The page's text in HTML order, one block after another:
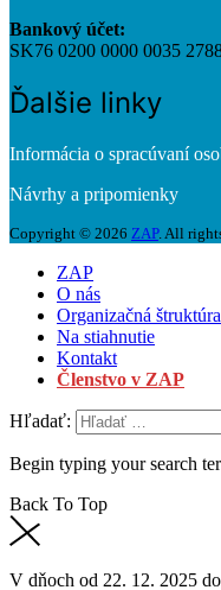
Bankový účet:
SK76 0200 0000 0035
Ďalšie linky
Informácia o spracúvaní
Návrhy a pripomienky
Copyright © 2026 ZAP. All
ZAP
O nás
Organizačná štruktúra
Na stiahnutie
Kontakt
Členstvo v ZAP
Hľadať:
Begin typing your search
Back To Top
V dňoch od 22. 12. 2025